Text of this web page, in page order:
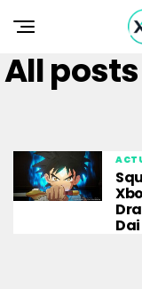
All